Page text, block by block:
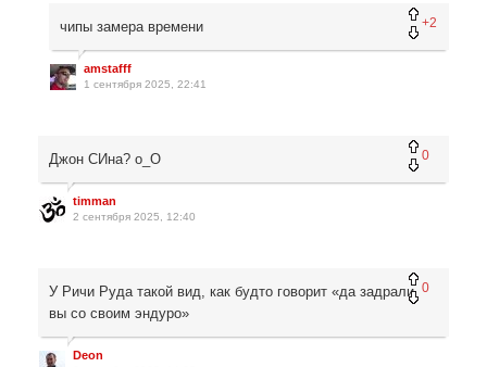
+2
чипы замера времени
amstafff
1 сентября 2025, 22:41
0
Джон СИна? о_О
timman
2 сентября 2025, 12:40
0
У Ричи Руда такой вид, как будто говорит «да задрали
вы со своим эндуро»
Deon